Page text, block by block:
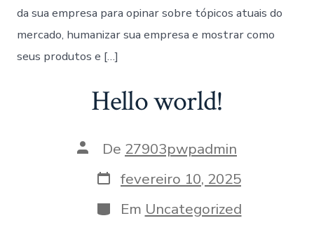
da sua empresa para opinar sobre tópicos atuais do
mercado, humanizar sua empresa e mostrar como
seus produtos e […]
Hello world!
De 27903pwpadmin
fevereiro 10, 2025
Em Uncategorized